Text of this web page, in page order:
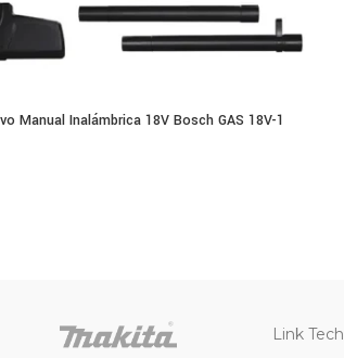
Manual Inalámbrica 18V Bosch GAS 18V-1
Link Tech